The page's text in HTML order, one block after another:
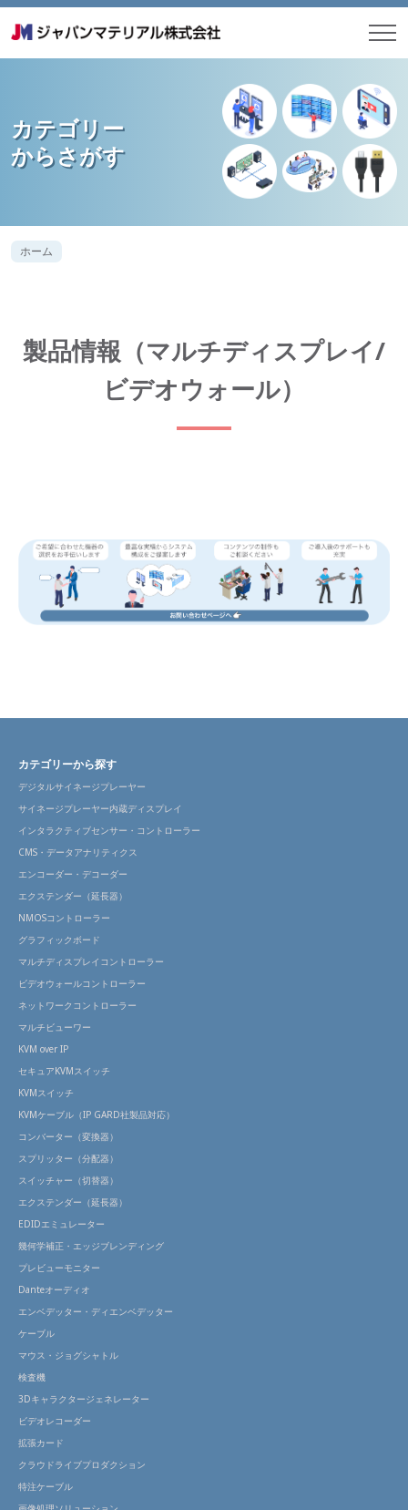
カテゴリー
からさがす
ホーム
製品情報（マルチディスプレイ/
ビデオウォール）
カテゴリーから探す
デジタルサイネージプレーヤー
サイネージプレーヤー内蔵ディスプレイ
インタラクティブセンサー・コントローラー
CMS・データアナリティクス
エンコーダー・デコーダー
エクステンダー（延長器）
NMOSコントローラー
グラフィックボード
マルチディスプレイコントローラー
ビデオウォールコントローラー
ネットワークコントローラー
マルチビューワー
KVM over IP
セキュアKVMスイッチ
KVMスイッチ
KVMケーブル（IP GARD社製品対応）
コンバーター（変換器）
スプリッター（分配器）
スイッチャー（切替器）
エクステンダー（延長器）
EDIDエミュレーター
幾何学補正・エッジブレンディング
プレビューモニター
Danteオーディオ
エンベデッター・ディエンベデッター
ケーブル
マウス・ジョグシャトル
検査機
3Dキャラクタージェネレーター
ビデオレコーダー
拡張カード
クラウドライブプロダクション
特注ケーブル